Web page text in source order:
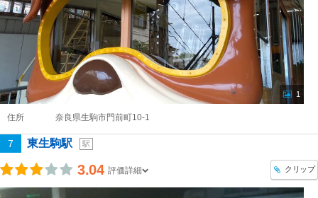
1
住所 奈良県生駒市門前町10-1
7 東生駒駅 駅
3.04 評価詳細 クリップ